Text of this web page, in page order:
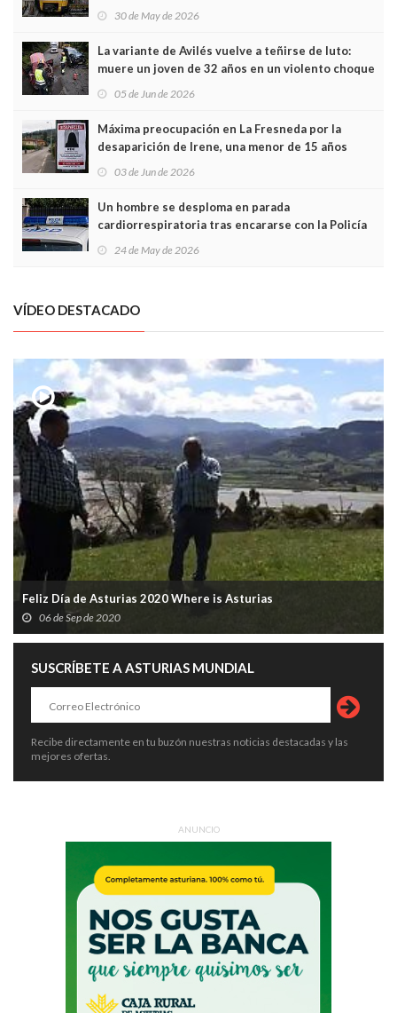
sobrecoste de los trenes que no cabían por los
30 de May de 2026
La variante de Avilés vuelve a teñirse de luto:
muere un joven de 32 años en un violento choque
frontal
05 de Jun de 2026
Máxima preocupación en La Fresneda por la
desaparición de Irene, una menor de 15 años
03 de Jun de 2026
Un hombre se desploma en parada
cardiorrespiratoria tras encararse con la Policía
Local en Luanco
24 de May de 2026
VÍDEO DESTACADO
Feliz Día de Asturias 2020 Where is Asturias
06 de Sep de 2020
SUSCRÍBETE A ASTURIAS MUNDIAL
Recibe directamente en tu buzón nuestras noticias destacadas y las
mejores ofertas.
ANUNCIO